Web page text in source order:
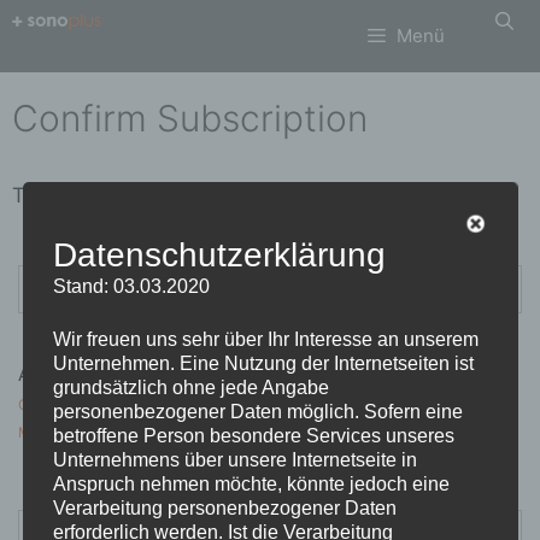
Zum
springen
Menü
Confirm Subscription
Thank you!
Suchen
Archiv
Oktober 2020
März 2018
Suchen
Datenschutzerklärung
Stand: 03.03.2020
Wir freuen uns sehr über Ihr Interesse an unserem
Unternehmen. Eine Nutzung der Internetseiten ist
grundsätzlich ohne jede Angabe
personenbezogener Daten möglich. Sofern eine
betroffene Person besondere Services unseres
Unternehmens über unsere Internetseite in
Anspruch nehmen möchte, könnte jedoch eine
Verarbeitung personenbezogener Daten
erforderlich werden. Ist die Verarbeitung